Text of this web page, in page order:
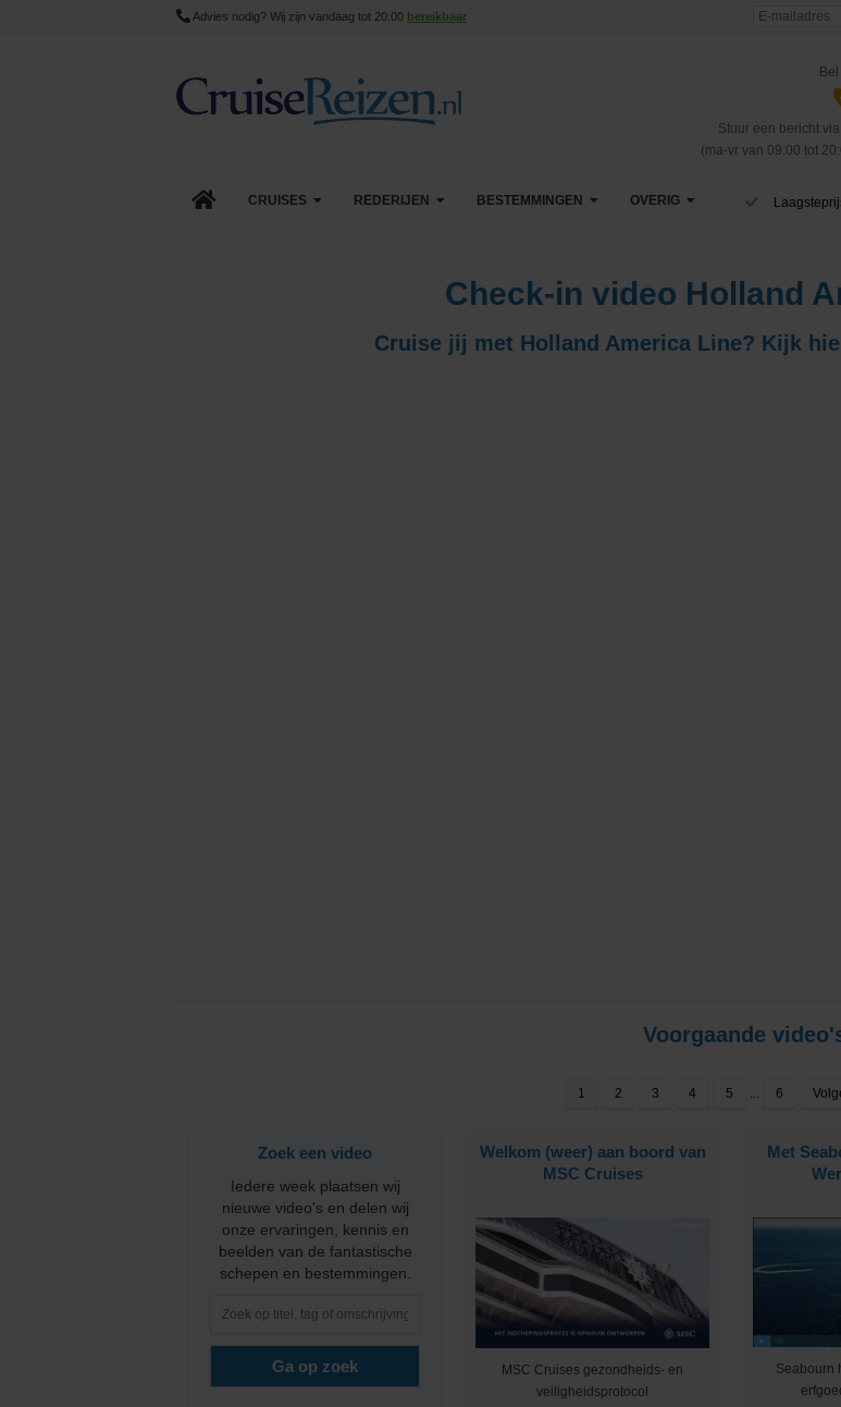
Advies nodig? Wij zijn vandaag tot 20:00 bereikbaar
Stuur een bericht
(ma-vr van 09:00 tot
CRUISES REDERIJEN
Carnival Cruise Line
Royal Caribbean
Seabourn
SeaDream Yacht Club
BESTEMMINGEN
Azië
Canarische Eilanden
OVERIG
CruiseReizen TV
Blog
Check-in video Holland
Cruise jij met Holland America Line? Kijk
Voorgaande
1 2 3 4 5 6
Zoek een video
Iedere week plaatsen wij
nieuwe video's en delen wij
onze ervaringen, kennis en
beelden van de fantastische
schepen en bestemmingen.
Welkom (weer) aan boord van
MSC Cruises
MSC Cruises gezondheids- en
veiligheidsprotocol
Met
Seabourn